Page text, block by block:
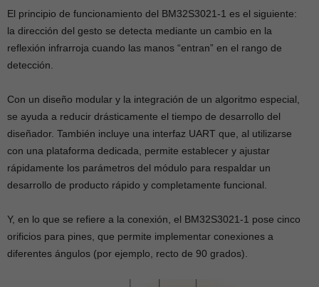
El principio de funcionamiento del BM32S3021-1 es el siguiente:
la dirección del gesto se detecta mediante un cambio en la
reflexión infrarroja cuando las manos “entran” en el rango de
detección.
Con un diseño modular y la integración de un algoritmo especial,
se ayuda a reducir drásticamente el tiempo de desarrollo del
diseñador. También incluye una interfaz UART que, al utilizarse
con una plataforma dedicada, permite establecer y ajustar
rápidamente los parámetros del módulo para respaldar un
desarrollo de producto rápido y completamente funcional.
Y, en lo que se refiere a la conexión, el BM32S3021-1 pose cinco
orificios para pines, que permite implementar conexiones a
diferentes ángulos (por ejemplo, recto de 90 grados).